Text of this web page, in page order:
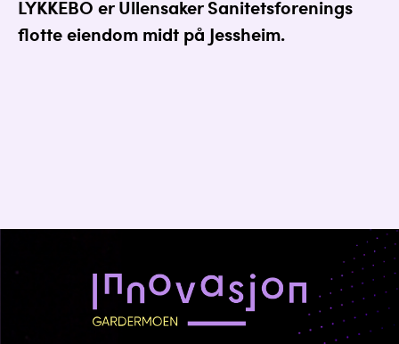
LYKKEBO er Ullensaker Sanitetsforenings
flotte eiendom midt på Jessheim.